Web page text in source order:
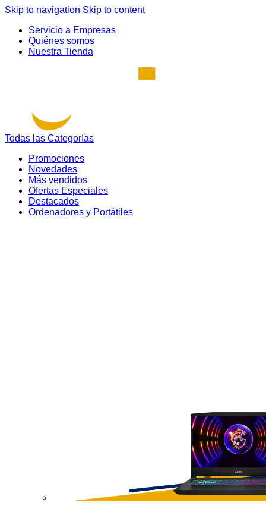
Skip to navigation Skip to content
Servicio a Empresas
Quiénes somos
Nuestra Tienda
Todas las Categorías
Promociones
Novedades
Más vendidos
Ofertas Especiales
Destacados
Ordenadores y Portátiles